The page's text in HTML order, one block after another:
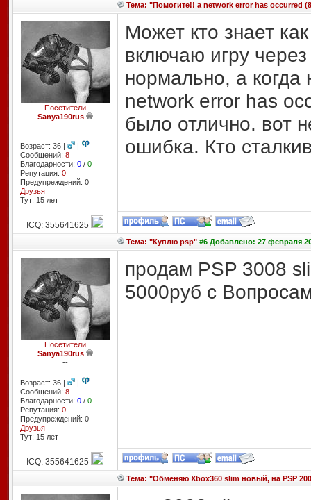
Тема: "Помогите!! a network error has occurred
Посетители
Sanya190rus
--
Возраст: 36 |
|
Сообщений: 8
Благодарности: 0/ 0
Репутация: 0
Предупреждений: 0
Друзья
Тут: 15 лет
Может кто знает
включаю игру
нормально, а когда
network error has
было отлично. вот
ошибка. Кто
ICQ: 355641625
Тема: "Куплю psp"#6 Добавлено: 27 февраля
Посетители
Sanya190rus
--
Возраст: 36 |
|
Сообщений: 8
Благодарности: 0/ 0
Репутация: 0
Предупреждений: 0
Друзья
Тут: 15 лет
продам PSP 3008
5000руб с
ICQ: 355641625
Тема: "Обменяю Xbox360 slim новый, на PSP